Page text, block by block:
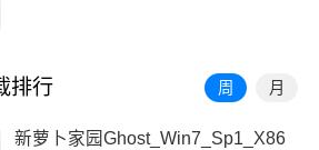
排行 周 月
新萝卜家园Ghost_Win7_Sp1_X86